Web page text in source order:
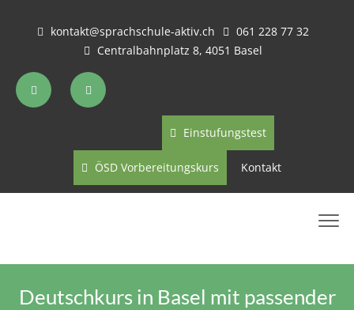
kontakt@sprachschule-aktiv.ch
061 228 77 32
Centralbahnplatz 8, 4051 Basel
Einstufungstest
ÖSD Vorbereitungskurs Kontakt
Deutschkurs in Basel mit passender